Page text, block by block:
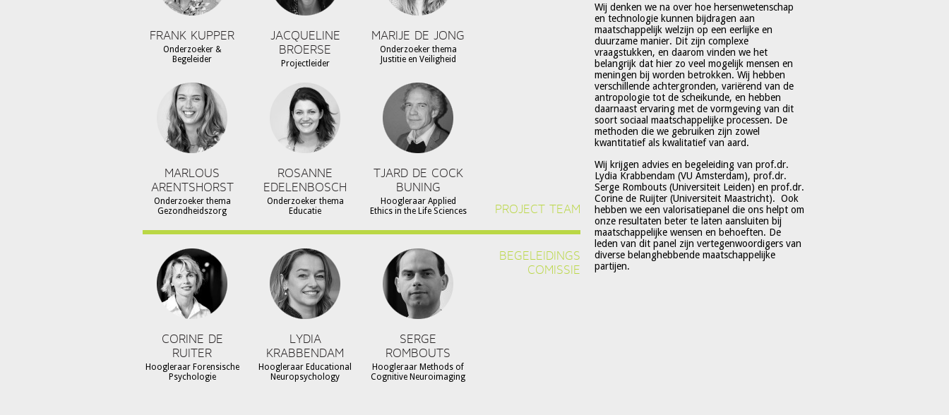
FRANK KUPPER
Onderzoeker &
Begeleider
JACQUELINE
BROERSE
Projectleider
MARIJE DE JONG
Onderzoeker thema
Justitie en Veiligheid
MARLOUS
ARENTSHORST
Onderzoeker thema
Gezondheidszorg
ROSANNE
EDELENBOSCH
Onderzoeker thema
Educatie
TJARD DE COCK
BUNING
Hoogleraar Applied
Ethics in the Life Sciences
PROJECT TEAM
CORINE DE
RUITER
Hoogleraar Forensische
Psychologie
LYDIA
KRABBENDAM
Hoogleraar Educational
Neuropsychology
SERGE
ROMBOUTS
Hoogleraar Methods of
Cognitive Neuroimaging
BEGELEIDINGS
COMISSIE
Wij denken we na over hoe hersenwetenschap
en technologie kunnen bijdragen aan
maatschappelijk welzijn op een eerlijke en
duurzame manier. Dit zijn complexe
vraagstukken, en daarom vinden we het
belangrijk dat hier zo veel mogelijk mensen en
meningen bij worden betrokken. Wij hebben
verschillende achtergronden, variërend van de
antropologie tot de scheikunde, en hebben
daarnaast ervaring met de vormgeving van dit
soort sociaal maatschappelijke processen. De
methoden die we gebruiken zijn zowel
kwantitatief als kwalitatief van aard.
Wij krijgen advies en begeleiding van prof.dr.
Lydia Krabbendam (VU Amsterdam), prof.dr.
Serge Rombouts (Universiteit Leiden) en prof.dr.
Corine de Ruijter (Universiteit Maastricht). Ook
hebben we een valorisatiepanel die ons helpt om
onze resultaten beter te laten aansluiten bij
maatschappelijke wensen en behoeften. De
leden van dit panel zijn vertegenwoordigers van
diverse belanghebbende maatschappelijke
partijen.